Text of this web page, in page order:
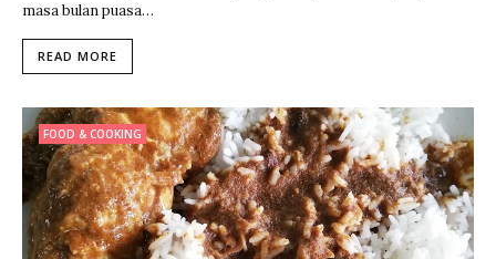
masa bulan puasa…
READ MORE
FOOD & COOKING